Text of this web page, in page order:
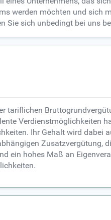
werden möchten und
Sie sich unbedingt bei uns
tariflichen
Verdienstmöglichkeiten
Ihr Gehalt wird
Zusatzvergütung,
ein hohes Maß an